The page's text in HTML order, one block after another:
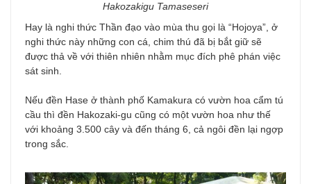
Hakozakigu Tamaseseri​
Hay là nghi thức Thần đạo vào mùa thu gọi là “Hojoya”, ở
nghi thức này những con cá, chim thú đã bị bắt giữ sẽ
được thả về với thiên nhiên nhằm mục đích phê phán việc
sát sinh.
Nếu đền Hase ở thành phố Kamakura có vườn hoa cẩm tú
cầu thì đền Hakozaki-gu cũng có một vườn hoa như thế
với khoảng 3.500 cây và đến tháng 6, cả ngôi đền lại ngợp
trong sắc.